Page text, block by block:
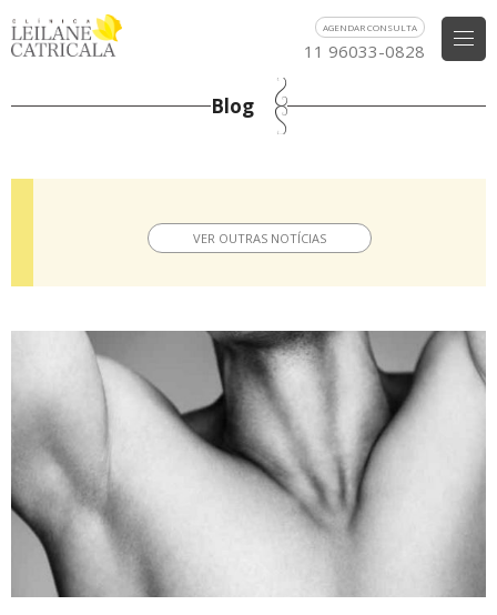
AGENDAR CONSULTA
11 96033-0828
Blog
VER OUTRAS NOTÍCIAS